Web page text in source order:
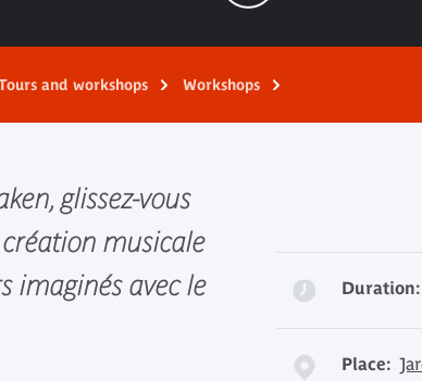
and workshops Workshops
glissez-vous
création musicale
imaginés avec le
Duration:
Place: